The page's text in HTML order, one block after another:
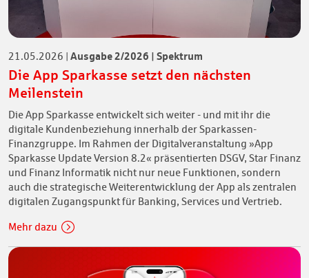
21.05.2026 | Ausgabe 2/2026 | Spektrum
Die App Sparkasse setzt den nächsten
Meilenstein
Die App Sparkasse entwickelt sich weiter - und mit ihr die
digitale Kundenbeziehung innerhalb der Sparkassen-
Finanzgruppe. Im Rahmen der Digitalveranstaltung »App
Sparkasse Update Version 8.2« präsentierten DSGV, Star Finanz
und Finanz Informatik nicht nur neue Funktionen, sondern
auch die strategische Weiterentwicklung der App als zentralen
digitalen Zugangspunkt für Banking, Services und Vertrieb.
Mehr dazu